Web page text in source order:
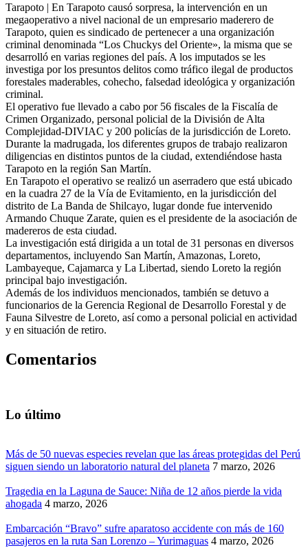
Tarapoto | En Tarapoto causó sorpresa, la intervención en un
megaoperativo a nivel nacional de un empresario maderero de
Tarapoto, quien es sindicado de pertenecer a una organización
criminal denominada “Los Chuckys del Oriente», la misma que se
desarrolló en varias regiones del país. A los imputados se les
investiga por los presuntos delitos como tráfico ilegal de productos
forestales maderables, cohecho, falsedad ideológica y organización
criminal.
El operativo fue llevado a cabo por 56 fiscales de la Fiscalía de
Crimen Organizado, personal policial de la División de Alta
Complejidad-DIVIAC y 200 policías de la jurisdicción de Loreto.
Durante la madrugada, los diferentes grupos de trabajo realizaron
diligencias en distintos puntos de la ciudad, extendiéndose hasta
Tarapoto en la región San Martín.
En Tarapoto el operativo se realizó un aserradero que está ubicado
en la cuadra 27 de la Vía de Evitamiento, en la jurisdicción del
distrito de La Banda de Shilcayo, lugar donde fue intervenido
Armando Chuque Zarate, quien es el presidente de la asociación de
madereros de esta ciudad.
La investigación está dirigida a un total de 31 personas en diversos
departamentos, incluyendo San Martín, Amazonas, Loreto,
Lambayeque, Cajamarca y La Libertad, siendo Loreto la región
principal bajo investigación.
Además de los individuos mencionados, también se detuvo a
funcionarios de la Gerencia Regional de Desarrollo Forestal y de
Fauna Silvestre de Loreto, así como a personal policial en actividad
y en situación de retiro.
Comentarios
Lo último
Más de 50 nuevas especies revelan que las áreas protegidas del Perú
siguen siendo un laboratorio natural del planeta 7 marzo, 2026
Tragedia en la Laguna de Sauce: Niña de 12 años pierde la vida
ahogada 4 marzo, 2026
Embarcación “Bravo” sufre aparatoso accidente con más de 160
pasajeros en la ruta San Lorenzo – Yurimaguas 4 marzo, 2026